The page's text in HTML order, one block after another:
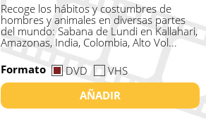
Recoge los hábitos y costumbres de
hombres y animales en diversas partes
del mundo: Sabana de Lundi en Kallahari,
Amazonas, India, Colombia, Alto Vol...
Formato
DVD
VHS
AÑADIR